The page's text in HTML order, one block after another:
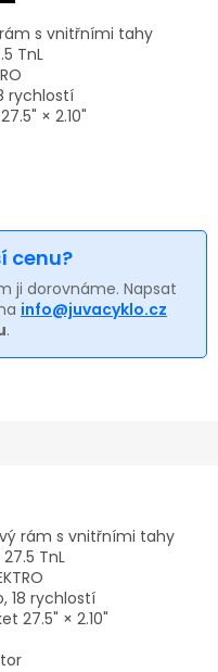
s vnitřními tahy
TnL
rychlostí
× 2.10"
cenu?
ji dorovnáme. Napsat
info@juvacyklo.cz
.
rám s vnitřními tahy
TnL
18 rychlostí
27.5" × 2.10"